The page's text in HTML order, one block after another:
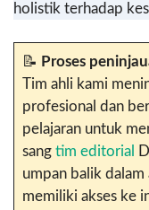
holistik terhadap
📝 Proses
Tim ahli kami
profesional dan
pelajaran untuk
sang tim editorial
umpan balik
memiliki akses ke